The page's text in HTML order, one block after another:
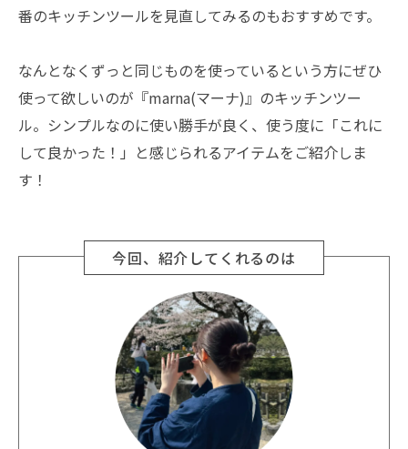
番のキッチンツールを見直してみるのもおすすめです。
なんとなくずっと同じものを使っているという方にぜひ
使って欲しいのが『marna(マーナ)』のキッチンツー
ル。シンプルなのに使い勝手が良く、使う度に「これに
して良かった！」と感じられるアイテムをご紹介しま
す！
今回、紹介してくれるのは